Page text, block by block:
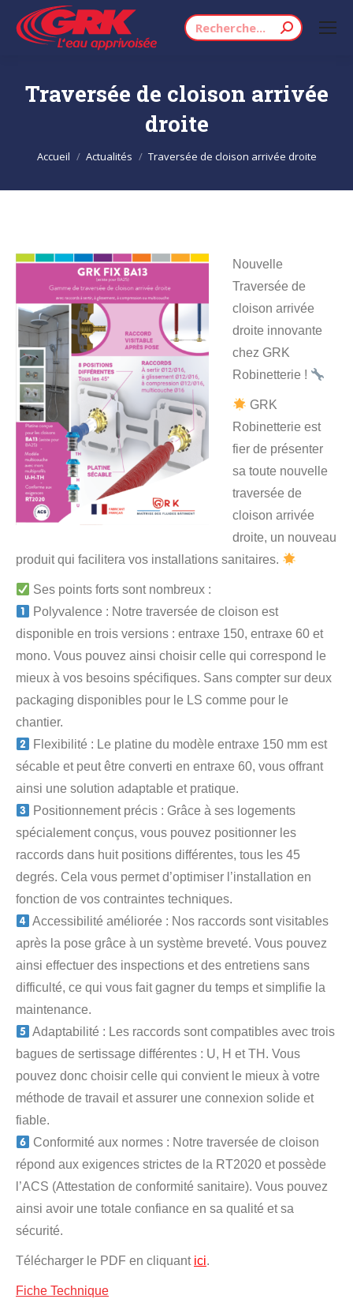
Recherche
Traversée de cloison arrivée
droite
Vous êtes ici :
Accueil Actualités Traversée de cloison arrivée droite
Nouvelle
Traversée de
cloison arrivée
droite innovante
chez GRK
Robinetterie !
GRK
Robinetterie est
fier de présenter
sa toute nouvelle
traversée de
cloison arrivée
droite, un nouveau
produit qui facilitera vos installations sanitaires.
Ses points forts sont nombreux :
Polyvalence : Notre traversée de cloison est
disponible en trois versions : entraxe 150, entraxe 60 et
mono. Vous pouvez ainsi choisir celle qui correspond le
mieux à vos besoins spécifiques. Sans compter sur deux
packaging disponibles pour le LS comme pour le
chantier.
Flexibilité : Le platine du modèle entraxe 150 mm est
sécable et peut être converti en entraxe 60, vous offrant
ainsi une solution adaptable et pratique.
Positionnement précis : Grâce à ses logements
spécialement conçus, vous pouvez positionner les
raccords dans huit positions différentes, tous les 45
degrés. Cela vous permet d’optimiser l’installation en
fonction de vos contraintes techniques.
Accessibilité améliorée : Nos raccords sont visitables
après la pose grâce à un système breveté. Vous pouvez
ainsi effectuer des inspections et des entretiens sans
difficulté, ce qui vous fait gagner du temps et simplifie la
maintenance.
Adaptabilité : Les raccords sont compatibles avec trois
bagues de sertissage différentes : U, H et TH. Vous
pouvez donc choisir celle qui convient le mieux à votre
méthode de travail et assurer une connexion solide et
fiable.
Conformité aux normes : Notre traversée de cloison
répond aux exigences strictes de la RT2020 et possède
l’ACS (Attestation de conformité sanitaire). Vous pouvez
ainsi avoir une totale confiance en sa qualité et sa
sécurité.
Télécharger le PDF en cliquant ici.
Fiche Technique